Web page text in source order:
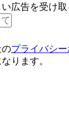
広告を受け
のプライバシ
ります。